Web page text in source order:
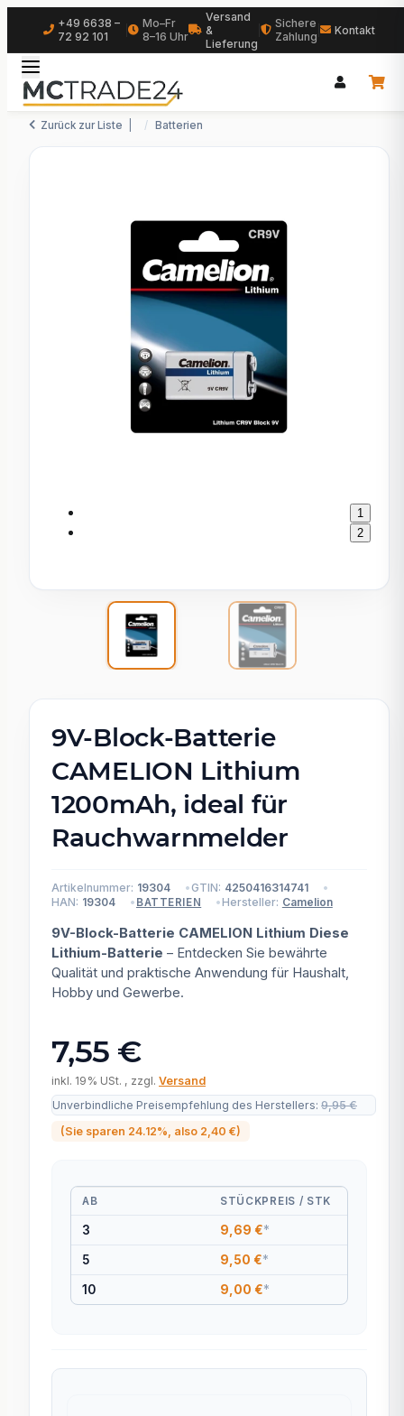
+49 6638 –
72 92 101
Mo–Fr
8–16 Uhr
Versand
&
Lieferung
Sichere
Zahlung
Kontakt
Zurück zur Liste Batterien
1
2
9V-Block-Batterie
CAMELION Lithium
1200mAh, ideal für
Rauchwarnmelder
Artikelnummer: 19304 GTIN: 4250416314741
HAN: 19304 BATTERIEN Hersteller: Camelion
9V-Block-Batterie CAMELION Lithium Diese
Lithium-Batterie – Entdecken Sie bewährte
Qualität und praktische Anwendung für Haushalt,
Hobby und Gewerbe.
7,55 €
inkl. 19% USt. , zzgl. Versand
Unverbindliche Preisempfehlung des Herstellers: 9,95 €
(Sie sparen 24.12% , also 2,40 €)
AB STÜCKPREIS / STK
3 9,69 €*
5 9,50 €*
10 9,00 €*